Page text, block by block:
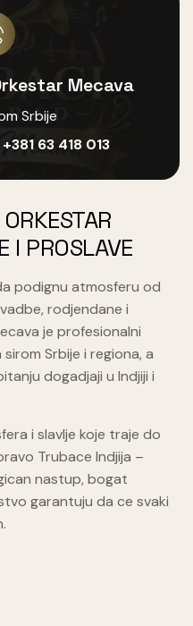
Mecava
Srbije
+381 63 418 013
I PROSLAVE
podignu atmosferu od
rodjendane i
je profesionalni
Srbije i regiona, a
dogadjaji u Indjiji i
i slavlje koje traje do
Trubace Indjija –
nastup, bogat
garantuju da ce svaki